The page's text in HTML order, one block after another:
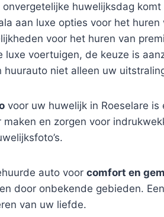
huwelijksdag
aan luxe opties voor het
voor het huren van
luxe voertuigen, de keuze is
huurauto niet alleen uw
voor uw huwelijk in Roeselare
en zorgen voor
auto voor comfort en
door onbekende gebieden.
van uw liefde.